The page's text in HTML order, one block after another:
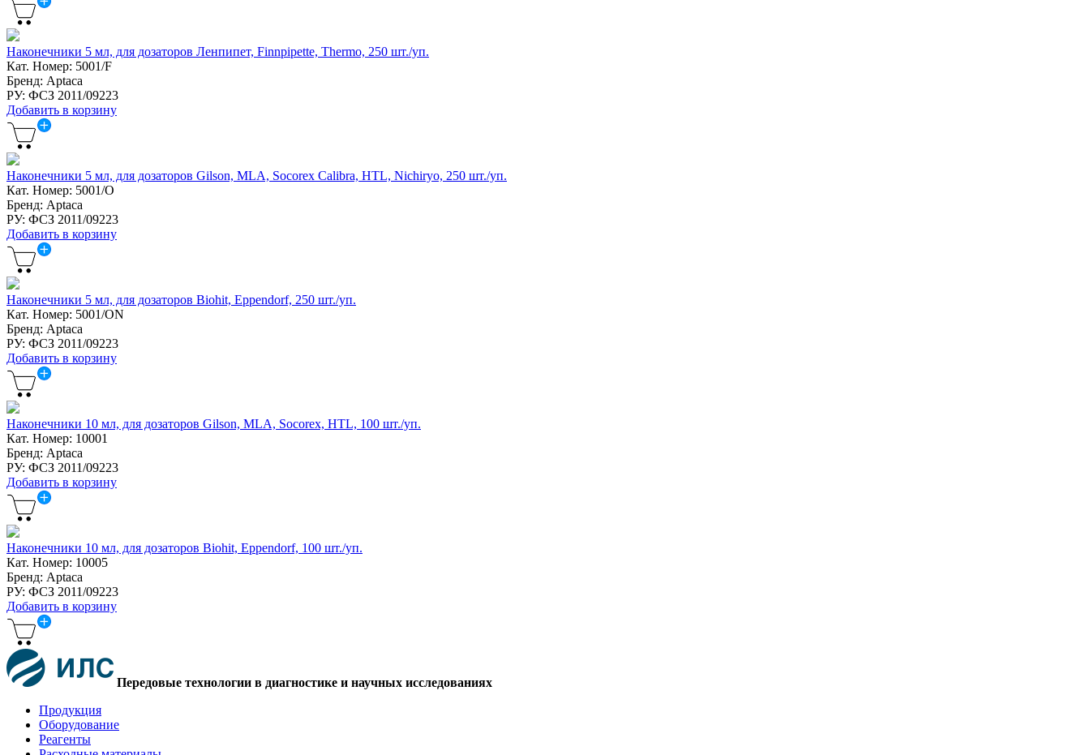
Наконечники 5 мл, для дозаторов Ленпипет, Finnpipette, Thermo, 250 шт./уп.
Кат. Номер: 5001/F
Бренд: Aptaca
РУ: ФСЗ 2011/09223
Добавить в корзину
Наконечники 5 мл, для дозаторов Gilson, MLA, Socorex Calibra, HTL, Nichiryo, 250 шт./уп.
Кат. Номер: 5001/O
Бренд: Aptaca
РУ: ФСЗ 2011/09223
Добавить в корзину
Наконечники 5 мл, для дозаторов Biohit, Eppendorf, 250 шт./уп.
Кат. Номер: 5001/ON
Бренд: Aptaca
РУ: ФСЗ 2011/09223
Добавить в корзину
Наконечники 10 мл, для дозаторов Gilson, MLA, Socorex, HTL, 100 шт./уп.
Кат. Номер: 10001
Бренд: Aptaca
РУ: ФСЗ 2011/09223
Добавить в корзину
Наконечники 10 мл, для дозаторов Biohit, Eppendorf, 100 шт./уп.
Кат. Номер: 10005
Бренд: Aptaca
РУ: ФСЗ 2011/09223
Добавить в корзину
Передовые технологии в диагностике и научных исследованиях
Продукция
Оборудование
Реагенты